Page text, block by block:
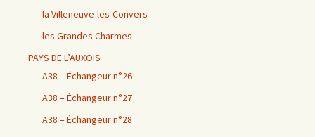
la Villeneuve-les-Convers
les Grandes Charmes
PAYS DE L’AUXOIS
A38 – Échangeur n°26
A38 – Échangeur n°27
A38 – Échangeur n°28